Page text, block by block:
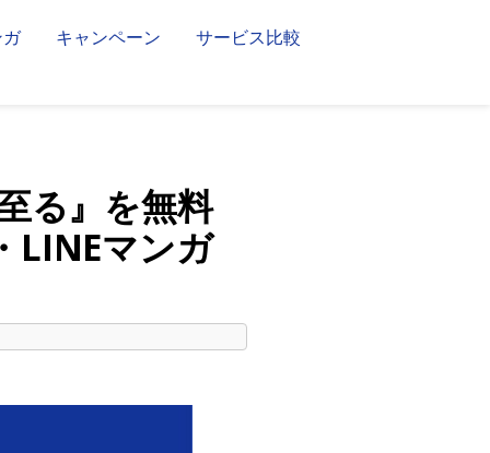
キャンペーン サービス比較
る』を無料
LINEマンガ